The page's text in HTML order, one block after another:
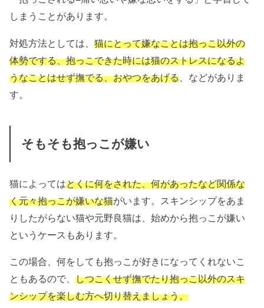
しまうことがあります。
対処方法としては、猫にとって嫌なことは抱っこ以外の
体勢でする、抱っこできた時には猫のストレスになるよ
うなことはせず撫でる、おやつをあげる 、などがありま
す。
そもそも抱っこが嫌い
猫によってはとくに何をされた、何があったなど関係な
く元々抱っこが嫌いな猫がいます。スキンシップをあま
りしたがらない猫や元野良猫は、始めから抱っこが嫌い
というケースもあります。
この場合、何をしても抱っこが好きになってくれないこ
ともあるので、しつこくせず撫でたり抱っこ以外のスキ
ンシップを楽しむ方へ切り替えましょう。